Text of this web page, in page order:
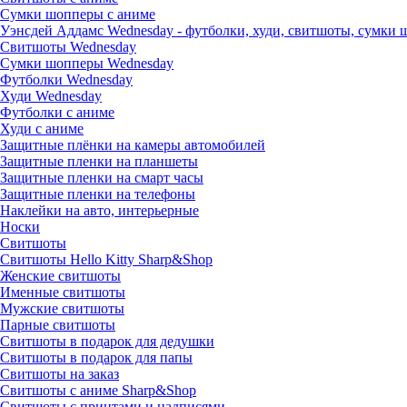
Сумки шопперы с аниме
Уэнсдей Аддамс Wednesday - футболки, худи, свитшоты, сумки
Свитшоты Wednesday
Сумки шопперы Wednesday
Футболки Wednesday
Худи Wednesday
Футболки с аниме
Худи с аниме
Защитные плёнки на камеры автомобилей
Защитные пленки на планшеты
Защитные пленки на смарт часы
Защитные пленки на телефоны
Наклейки на авто, интерьерные
Носки
Свитшоты
Cвитшоты Hello Kitty Sharp&Shop
Женские свитшоты
Именные свитшоты
Мужские свитшоты
Парные свитшоты
Свитшоты в подарок для дедушки
Свитшоты в подарок для папы
Свитшоты на заказ
Свитшоты с аниме Sharp&Shop